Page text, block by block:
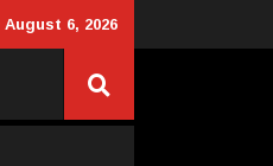
August 6, 2026